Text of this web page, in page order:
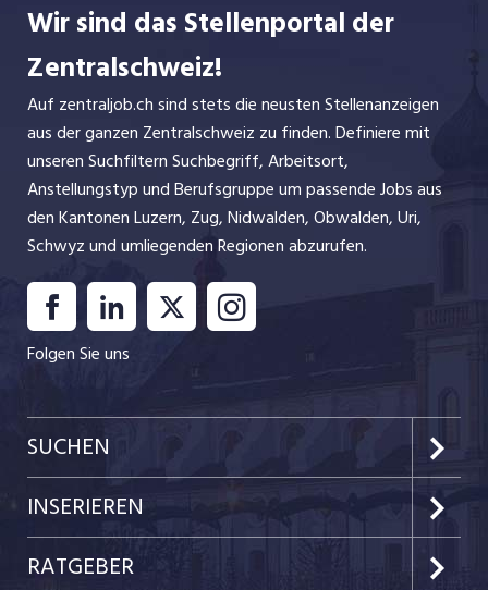
Wir sind das Stellenportal der
Zentralschweiz!
Auf zentraljob.ch sind stets die neusten Stellenanzeigen
aus der ganzen Zentralschweiz zu finden. Definiere mit
unseren Suchfiltern Suchbegriff, Arbeitsort,
Anstellungstyp und Berufsgruppe um passende Jobs aus
den Kantonen Luzern, Zug, Nidwalden, Obwalden, Uri,
Schwyz und umliegenden Regionen abzurufen.
Folgen Sie uns
SUCHEN
Kanton Luzern
Kanton Zug
INSERIEREN
Preise & Leistungen
RATGEBER